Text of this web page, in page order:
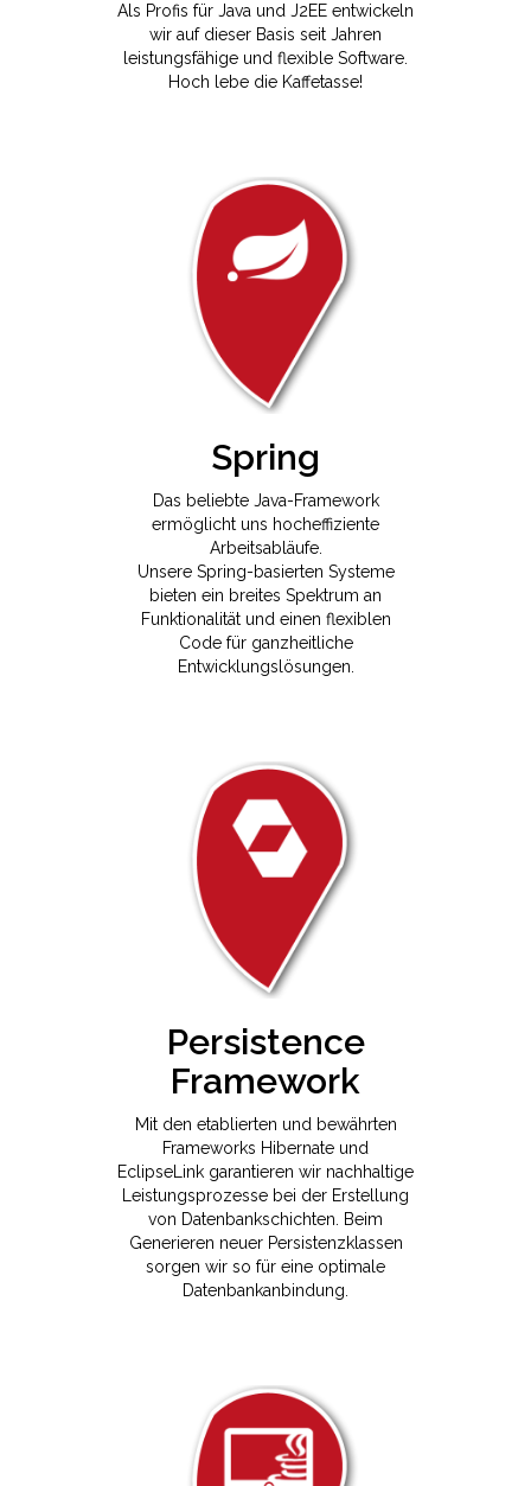
Als Profis für Java und J2EE entwickeln
wir auf dieser Basis seit Jahren
leistungsfähige und flexible Software.
Hoch lebe die Kaffetasse!
Spring
Das beliebte Java-Framework
ermöglicht uns hocheffiziente
Arbeitsabläufe.
Unsere Spring-basierten Systeme
bieten ein breites Spektrum an
Funktionalität und einen flexiblen
Code für ganzheitliche
Entwicklungslösungen.
Persistence
Framework
Mit den etablierten und bewährten
Frameworks Hibernate und
EclipseLink garantieren wir nachhaltige
Leistungsprozesse bei der Erstellung
von Datenbankschichten. Beim
Generieren neuer Persistenzklassen
sorgen wir so für eine optimale
Datenbankanbindung.